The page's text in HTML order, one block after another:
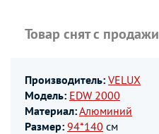
Товар снят с продажи
Производитель: VELUX
Модель: EDW 2000
Материал:Алюминий
Размер: 94*140 см